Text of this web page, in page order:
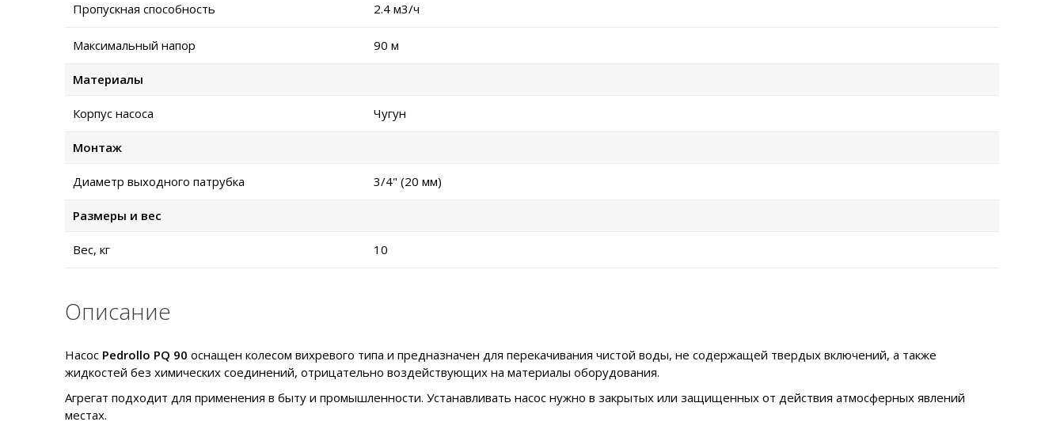
Пропускная способность 2.4 м3/ч
Максимальный напор 90 м
Материалы
Корпус насоса Чугун
Монтаж
Диаметр выходного патрубка 3/4" (20 мм)
Размеры и вес
Вес, кг 10
Описание
Насос Pedrollo PQ 90 оснащен колесом вихревого типа и предназначен для перекачивания чистой воды, не содержащей твердых включений, а также
жидкостей без химических соединений, отрицательно воздействующих на материалы оборудования.
Агрегат подходит для применения в быту и промышленности. Устанавливать насос нужно в закрытых или защищенных от действия атмосферных явлений
местах.